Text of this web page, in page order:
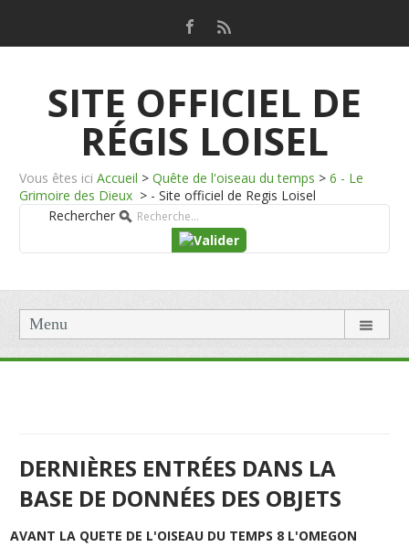
SITE OFFICIEL DE
RÉGIS LOISEL
Vous êtes ici Accueil > Quête de l'oiseau du temps > 6 - Le
Grimoire des Dieux > - Site officiel de Regis Loisel
Rechercher
Menu
DERNIÈRES ENTRÉES DANS LA
BASE DE DONNÉES DES OBJETS
AVANT LA QUETE DE L'OISEAU DU TEMPS 8 L'OMEGON